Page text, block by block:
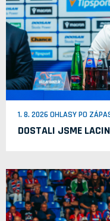
1. 8. 2026 OHLASY PO
DOSTALI JSME